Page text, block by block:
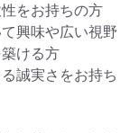
をお持ちの方
興味や広い視野
ける方
誠実さをお持ち